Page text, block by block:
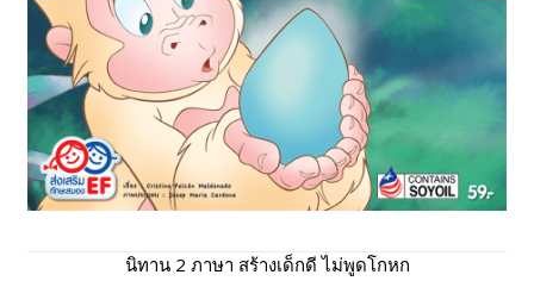
นิทาน 2 ภาษา สร้างเด็กดี ไม่พูดโกหก